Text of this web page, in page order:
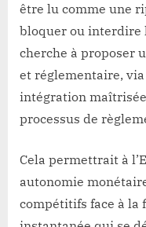
être lu comme une
bloquer ou interdire
cherche à proposer
et réglementaire,
intégration
processus de
Cela permettrait à
autonomie
compétitifs face à la